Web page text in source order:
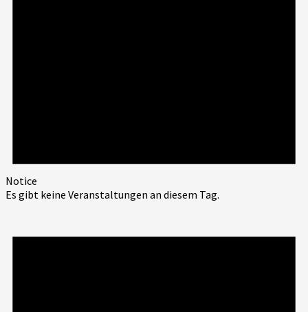
Notice
Es gibt keine Veranstaltungen an diesem Tag.